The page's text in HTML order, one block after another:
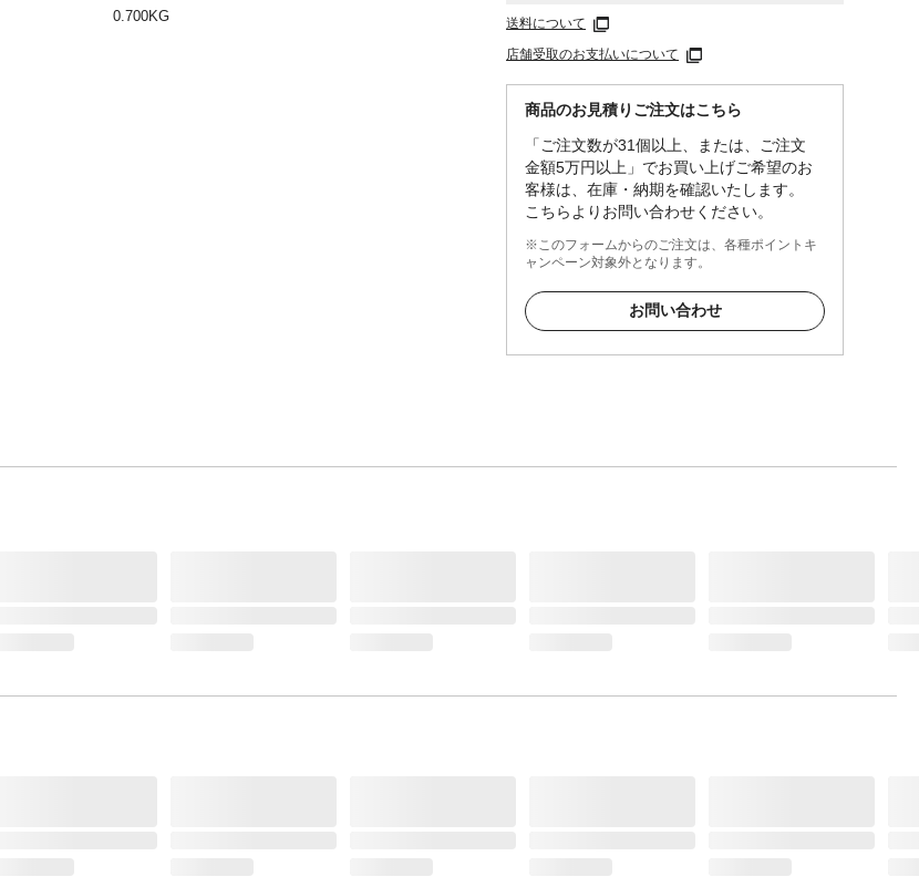
送料について
店舗受取のお支払いについて
商品のお見積りご注文はこちら
「ご注文数が31個以上、または、ご注文
金額5万円以上」でお買い上げご希望のお
客様は、在庫・納期を確認いたします。
こちらよりお問い合わせください。
※このフォームからのご注文は、各種ポイントキ
ャンペーン対象外となります。
お問い合わせ
0.700KG